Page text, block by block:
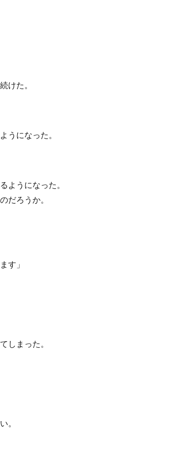
けた。
うになった。
ようになった。
だろうか。
す」
しまった。
。